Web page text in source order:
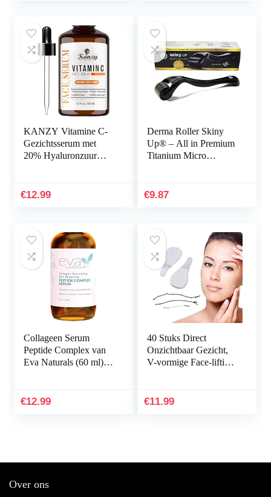
KANZY Vitamine C-
Gezichtsserum met
20% Hyaluronzuur
Donkere Kringen en
€12.99
Derma Roller Skiny
Up® – All in Premium
Titanium Micro
Choice/Instructions in
€9.87
Collageen Serum
Peptide Complex van
Eva Naturals (60 ml) –
Antiveroudering
€12.99
40 Stuks Direct
Onzichtbaar Gezicht,
V-vormige Face-lifting
en Oogliftset voor
€11.99
Over ons